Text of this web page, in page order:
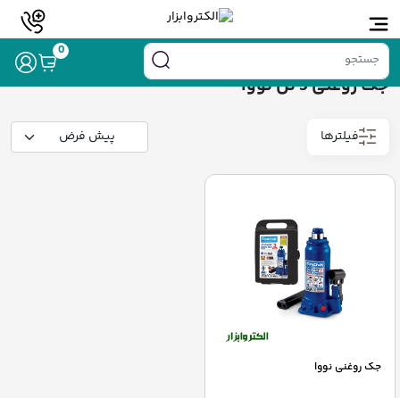
0 خانه/ محصولات برچسب خورده “جک روغنی 5 تن نووا”
جک روغنی 5 تن نووا
فیلترها
جک روغنی نووا